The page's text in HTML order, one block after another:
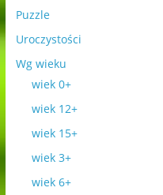
Puzzle
Uroczystości
Wg wieku
wiek 0+
wiek 12+
wiek 15+
wiek 3+
wiek 6+